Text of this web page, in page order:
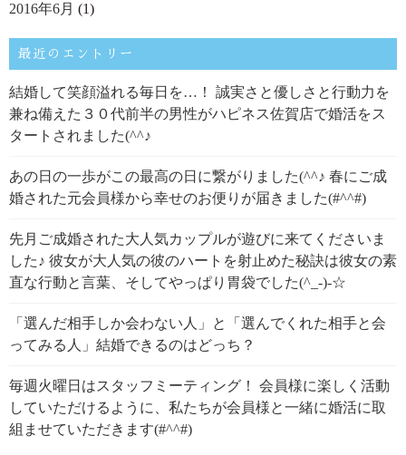
2016年6月 (1)
最近のエントリー
結婚して笑顔溢れる毎日を…！ 誠実さと優しさと行動力を
兼ね備えた３０代前半の男性がハピネス佐賀店で婚活をス
タートされました(^^♪
あの日の一歩がこの最高の日に繋がりました(^^♪ 春にご成
婚された元会員様から幸せのお便りが届きました(#^^#)
先月ご成婚された大人気カップルが遊びに来てくださいま
した♪ 彼女が大人気の彼のハートを射止めた秘訣は彼女の素
直な行動と言葉、そしてやっぱり胃袋でした(^_-)-☆
「選んだ相手しか会わない人」と「選んでくれた相手と会
ってみる人」結婚できるのはどっち？
毎週火曜日はスタッフミーティング！ 会員様に楽しく活動
していただけるように、私たちが会員様と一緒に婚活に取
組ませていただきます(#^^#)